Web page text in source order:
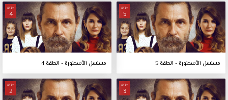
حلقة
5
مسلسل الأسطورة - الحلقة 5
حلقة
4
مسلسل الأسطورة - الحلقة 4
حلقة
3
حلقة
2